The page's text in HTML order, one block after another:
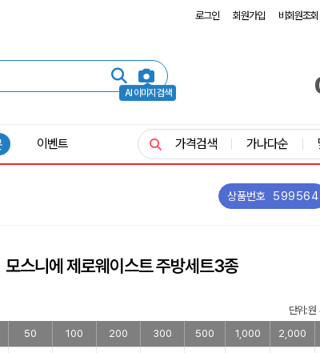
로그인 회원가입 비회원조회
AI 이미지 검색
이벤트 가격검색 가나다순
상품번호 599564
모스니에 제로웨이스트 주방세트3종
단위: 원
50 100 200 300 500 1,000 2,000